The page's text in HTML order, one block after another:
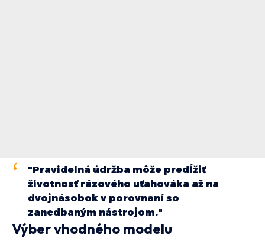
"Pravidelná údržba môže predĺžiť
životnosť rázového uťahováka až na
dvojnásobok v porovnaní so
zanedbaným nástrojom."
Výber vhodného modelu